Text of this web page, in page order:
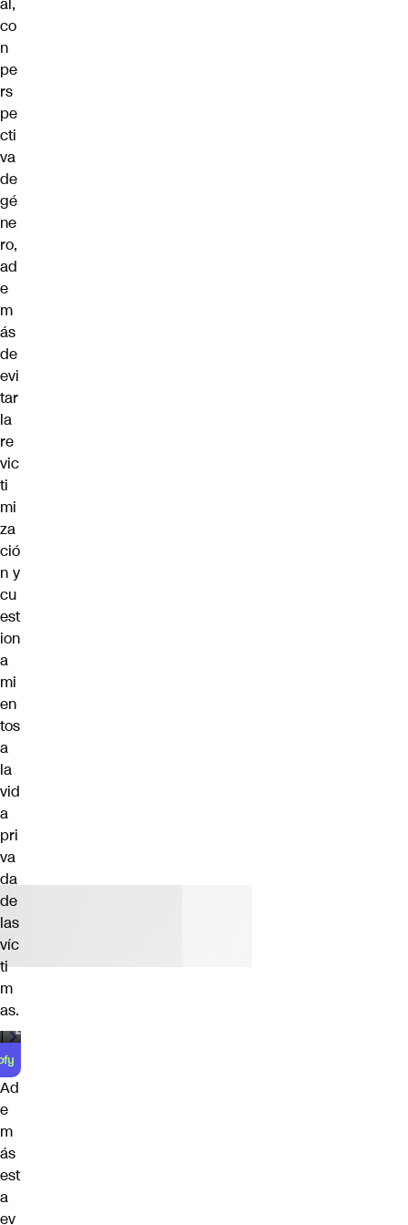
co
n
pe
rs
pe
cti
va
de
gé
ne
ro,
ad
e
m
ás
de
evi
tar
la
re
vic
ti
mi
za
ció
n y
cu
est
ion
a
mi
en
tos
a
la
vid
a
pri
va
da
de
las
víc
ti
m
as.
Ad
e
m
ás
est
a
ev